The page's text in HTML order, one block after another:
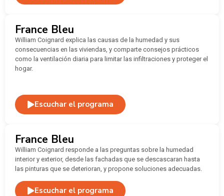
France Bleu
William Coignard explica las causas de la humedad y sus
consecuencias en las viviendas, y comparte consejos prácticos
como la ventilación diaria para limitar las infiltraciones y proteger el
hogar.
Escuchar el programa
France Bleu
William Coignard responde a las preguntas sobre la humedad
interior y exterior, desde las fachadas que se descascaran hasta
las pinturas que se deterioran, y propone soluciones adecuadas.
Escuchar el programa